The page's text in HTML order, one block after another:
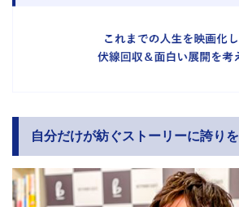
自分だけが紡ぐストーリーに誇りを